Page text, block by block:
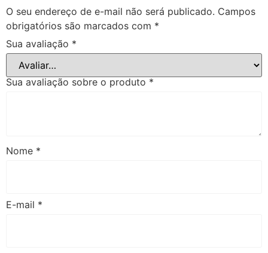
O seu endereço de e-mail não será publicado. Campos
obrigatórios são marcados com *
Sua avaliação *
Sua avaliação sobre o produto *
Nome *
E-mail *